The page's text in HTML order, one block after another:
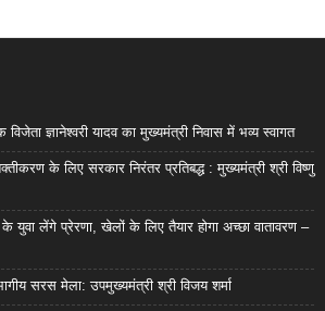
ज्ञानेश्वरी यादव का मुख्यमंत्री निवास में भव्य स्वागत
के लिए सरकार निरंतर प्रतिबद्ध : मुख्यमंत्री श्री विष्णु
युवा लेंगे प्रेरणा, खेलों के लिए तैयार होगा अच्छा वातावरण –
सरस मेला: उपमुख्यमंत्री श्री विजय शर्मा